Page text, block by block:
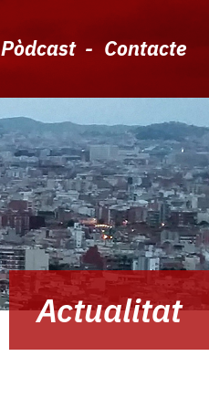
Pòdcast Contacte
Actualitat